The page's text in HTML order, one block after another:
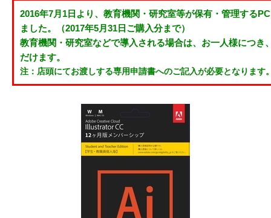
2016年7月1日より、教育機関・研究室等が保有・管理する
ました。（2017年5月31日ご購入分まで）
教育機関・研究室などで導入される場合は、お一人様につき
だけます。
注：店頭にてお渡しする専用申請書へのご記入が必要となります